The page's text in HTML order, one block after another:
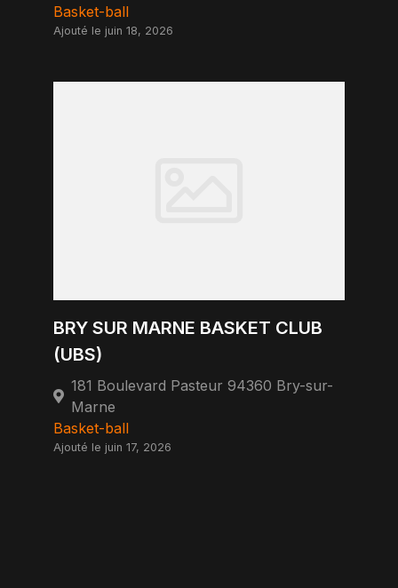
Basket-ball
Ajouté le juin 18, 2026
BRY SUR MARNE BASKET CLUB
(UBS)
181 Boulevard Pasteur 94360 Bry-sur-
Marne
Basket-ball
Ajouté le juin 17, 2026